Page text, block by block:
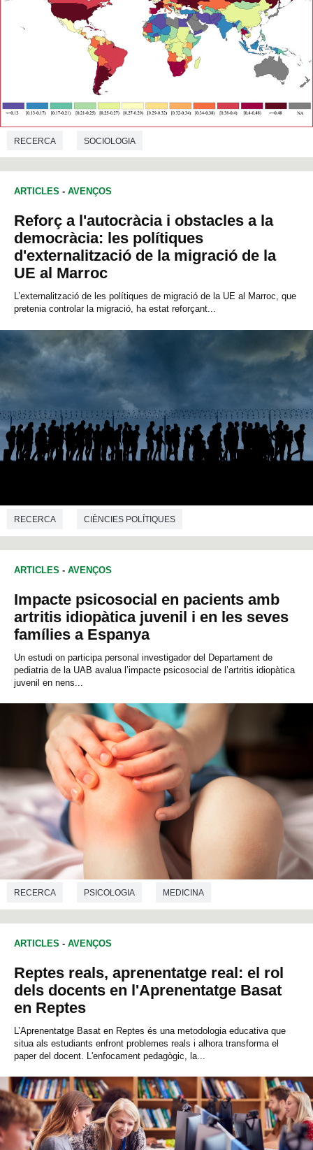
RECERCA SOCIOLOGIA
ARTICLES - AVENÇOS
Reforç a l'autocràcia i obstacles a la
democràcia: les polítiques
d'externalització de la migració de la
UE al Marroc
L’externalització de les polítiques de migració de la UE al Marroc, que
pretenia controlar la migració, ha estat reforçant...
RECERCA CIÈNCIES POLÍTIQUES
ARTICLES - AVENÇOS
Impacte psicosocial en pacients amb
artritis idiopàtica juvenil i en les seves
famílies a Espanya
Un estudi on participa personal investigador del Departament de
pediatria de la UAB avalua l’impacte psicosocial de l’artritis idiopàtica
juvenil en nens...
RECERCA PSICOLOGIA MEDICINA
ARTICLES - AVENÇOS
Reptes reals, aprenentatge real: el rol
dels docents en l'Aprenentatge Basat
en Reptes
L’Aprenentatge Basat en Reptes és una metodologia educativa que
situa als estudiants enfront problemes reals i alhora transforma el
paper del docent. L'enfocament pedagògic, la...